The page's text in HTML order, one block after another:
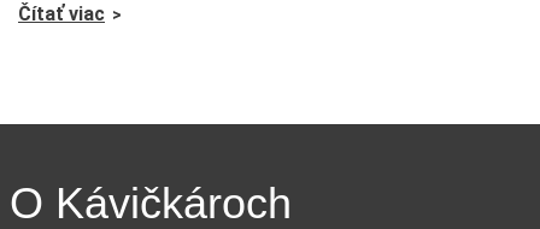
Čítať viac
O Kávičkároch